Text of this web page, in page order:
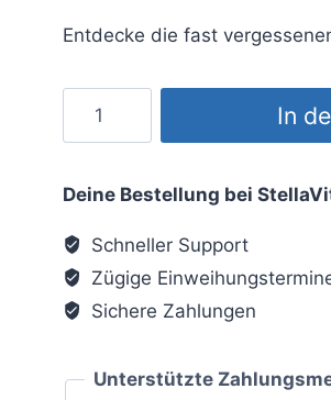
Entdecke die fast
Menge
In
Deine Bestellung bei
Schneller Support
Zügige
Sichere Zahlungen
Unterstützte